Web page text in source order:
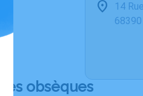
14
obsèques